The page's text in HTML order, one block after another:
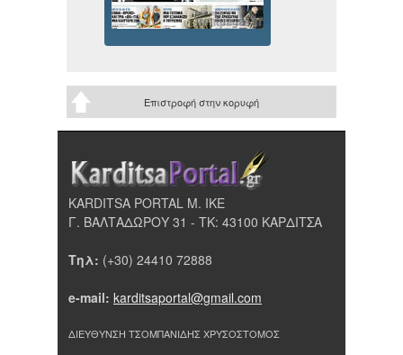
Επιστροφή στην κορυφή
KARDITSA PORTAL Μ. ΙΚΕ
Γ. ΒΑΛΤΑΔΩΡΟΥ 31 - ΤΚ: 43100 ΚΑΡΔΙΤΣΑ
Τηλ: (+30) 24410 72888
e-mail: karditsaportal@gmail.com
ΔΙΕΥΘΥΝΣΗ ΤΣΟΜΠΑΝΙΔΗΣ ΧΡΥΣΟΣΤΟΜΟΣ